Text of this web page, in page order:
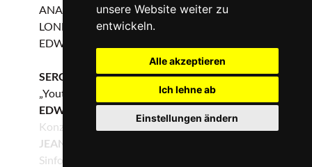
unsere Website weiter zu
entwickeln.
Alle akzeptieren
Ich lehne ab
Einstellungen ändern
ANASTASIA KOBEKINA: Violoncello
LONDON PHILHARMONIC ORCHESTRA
EDWARD GARDNER: Dirigent
SERGEJ RACHMANINOW
„Youth Symphony“
EDWARD ELGAR
Konzert e-Moll für Violoncello und Orchester, op. 85
JEAN SIBELIUS
Sinfonie Nr. 5 Es-Dur, op. 82